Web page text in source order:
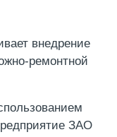
внедрение
ремонтной
ЗАО